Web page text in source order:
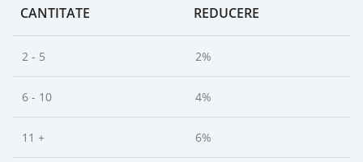
CANTITATE REDUCERE
2 - 5 2%
6 - 10 4%
11 + 6%